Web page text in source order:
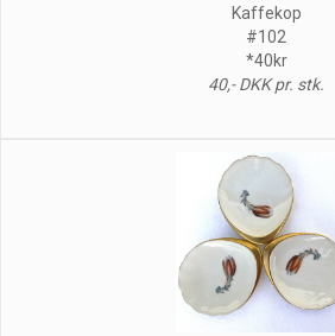
Kaffekop
#102
*40kr
40,- DKK pr. stk.